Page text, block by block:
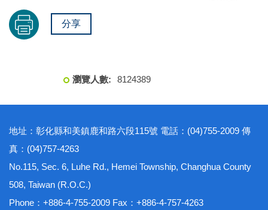
分享
8124389
地址：彰化縣和美鎮鹿和路六段115號 電話：(04)755-2009 傳
真：(04)757-4263
No.115, Sec. 6, Luhe Rd., Hemei Township, Changhua County
508, Taiwan (R.O.C.)
Phone：+886-4-755-2009 Fax：+886-4-757-4263